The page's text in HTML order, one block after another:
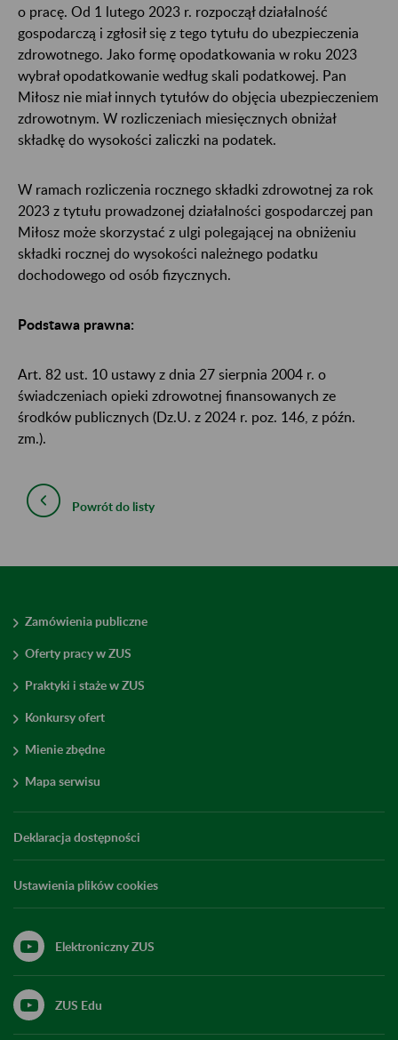
o pracę. Od 1 lutego 2023 r. rozpoczął działalność
gospodarczą i zgłosił się z tego tytułu do ubezpieczenia
zdrowotnego. Jako formę opodatkowania w roku 2023
wybrał opodatkowanie według skali podatkowej. Pan
Miłosz nie miał innych tytułów do objęcia ubezpieczeniem
zdrowotnym. W rozliczeniach miesięcznych obniżał
składkę do wysokości zaliczki na podatek.
W ramach rozliczenia rocznego składki zdrowotnej za rok
2023 z tytułu prowadzonej działalności gospodarczej pan
Miłosz może skorzystać z ulgi polegającej na obniżeniu
składki rocznej do wysokości należnego podatku
dochodowego od osób fizycznych.
Podstawa prawna:
Art. 82 ust. 10 ustawy z dnia 27 sierpnia 2004 r. o
świadczeniach opieki zdrowotnej finansowanych ze
środków publicznych (Dz.U. z 2024 r. poz. 146, z późn.
zm.).
Powrót do listy
Zamówienia publiczne
Oferty pracy w ZUS
Praktyki i staże w ZUS
Konkursy ofert
Mienie zbędne
Mapa serwisu
Deklaracja dostępności
Ustawienia plików cookies
Elektroniczny ZUS
ZUS Edu